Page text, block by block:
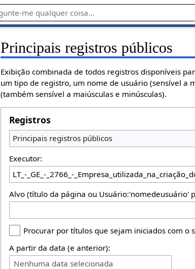
Principais registros públicos
Exibição combinada de todos registros disponíveis
um tipo de registro, um nome de usuário (sensível a
(também sensível a maiúsculas e minúsculas).
Registros
Principais registros públicos
Executor:
Alvo (título da página ou Usuário:'nomedeusuário'
Procurar por títulos que sejam iniciados com o
A partir da data (e anterior):
Nenhuma data selecionada